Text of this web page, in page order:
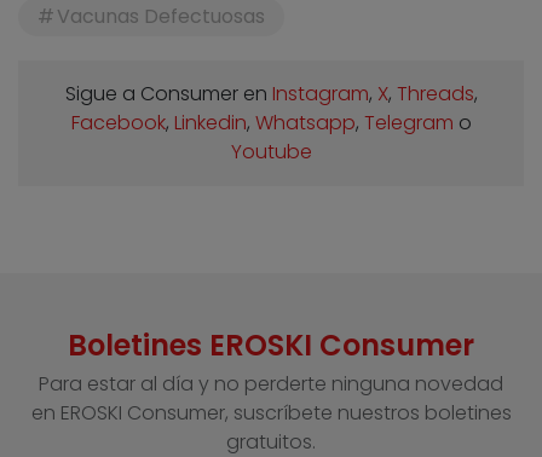
Vacunas Defectuosas
Sigue a Consumer en Instagram, X, Threads,
Facebook, Linkedin, Whatsapp, Telegram o
Youtube
Boletines EROSKI Consumer
Para estar al día y no perderte ninguna novedad
en EROSKI Consumer, suscríbete nuestros boletines
gratuitos.